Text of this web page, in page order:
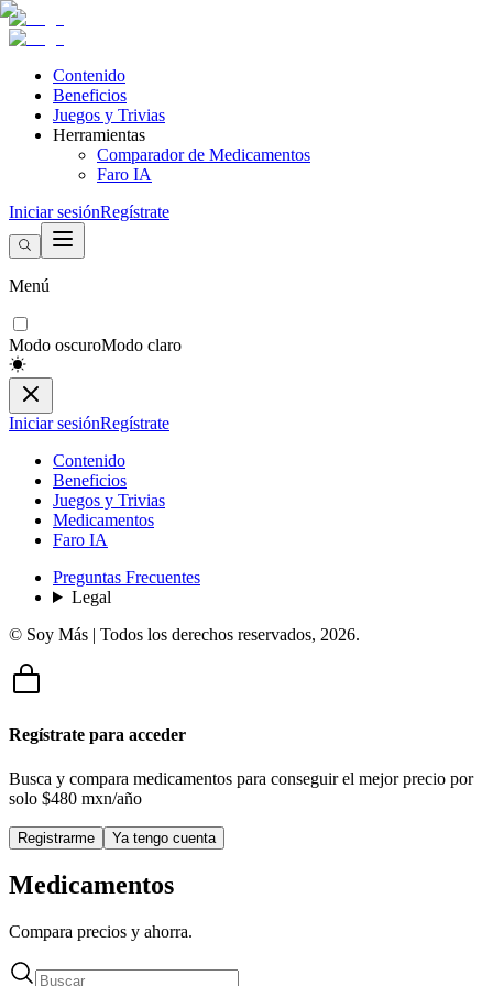
Contenido
Beneficios
Juegos y Trivias
Herramientas
Comparador de Medicamentos
Faro IA
Iniciar sesiónRegístrate
Menú
Modo oscuroModo claro
Iniciar sesiónRegístrate
Contenido
Beneficios
Juegos y Trivias
Medicamentos
Faro IA
Preguntas Frecuentes
Legal
© Soy Más | Todos los derechos reservados, 2026.
Regístrate para acceder
Busca y compara medicamentos para conseguir el mejor precio por
solo $480 mxn/año
Registrarme Ya tengo cuenta
Medicamentos
Compara precios y ahorra.